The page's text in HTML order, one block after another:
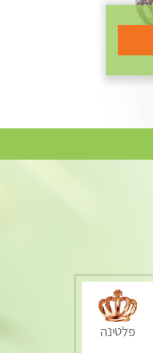
פלטינה